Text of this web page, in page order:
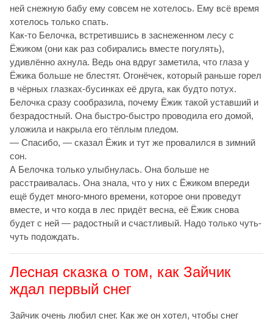
ней снежную бабу ему совсем не хотелось. Ему всё время
хотелось только спать.
Как-то Белочка, встретившись в заснеженном лесу с
Ёжиком (они как раз собирались вместе погулять),
удивлённо ахнула. Ведь она вдруг заметила, что глаза у
Ёжика больше не блестят. Огонёчек, который раньше горел
в чёрных глазках-бусинках её друга, как будто потух.
Белочка сразу сообразила, почему Ёжик такой уставший и
безрадостный. Она быстро-быстро проводила его домой,
уложила и накрыла его тёплым пледом.
— Спасибо, — сказал Ёжик и тут же провалился в зимний
сон.
А Белочка только улыбнулась. Она больше не
расстраивалась. Она знала, что у них с Ёжиком впереди
ещё будет много-много времени, которое они проведут
вместе, и что когда в лес придёт весна, её Ёжик снова
будет с ней — радостный и счастливый. Надо только чуть-
чуть подождать.
Лесная сказка о том, как Зайчик
ждал первый снег
Зайчик очень любил снег. Как же он хотел, чтобы снег